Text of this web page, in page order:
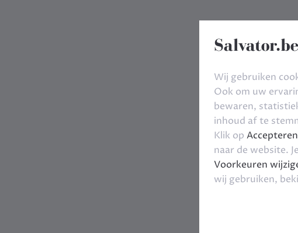
Wij gebruiken
Ook om uw
bewaren,
inhoud af te
Klik op
naar de website.
Voorkeuren
wij gebruiken,